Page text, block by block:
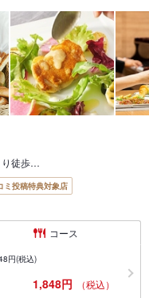
り徒歩…
ミ投稿特典対象店
コース
円(税込)
1,848円 （税込）